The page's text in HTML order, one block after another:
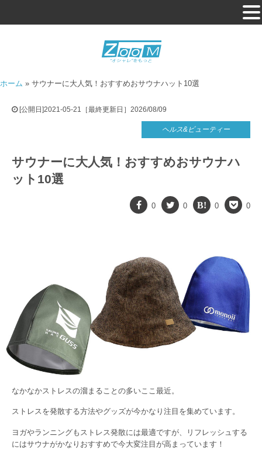
ホーム » サウナーに大人気！おすすめおサウナハット10選
[公開日]2021-05-21［最終更新日］2026/08/09
ヘルス&ビューティー
サウナーに大人気！おすすめおサウナハ
ット10選
0 0 0 0
なかなかストレスの溜まることの多いここ最近。
ストレスを発散する方法やグッズが今かなり注目を集めています。
ヨガやランニングもストレス発散には最適ですが、リフレッシュする
にはサウナがかなりおすすめで今大変注目が高まっています！